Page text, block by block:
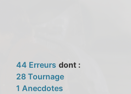
44 Erreurs dont :
28 Tournage
1 Anecdotes